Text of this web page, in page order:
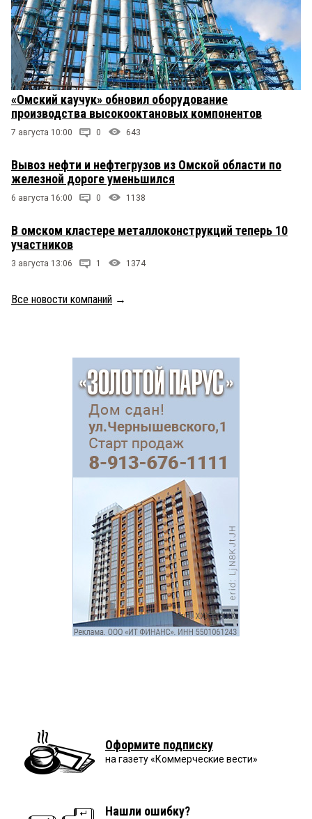
«Омский каучук» обновил оборудование
производства высокооктановых компонентов
7 августа 10:00 0 643
Вывоз нефти и нефтегрузов из Омской области по
железной дороге уменьшился
6 августа 16:00 0 1138
В омском кластере металлоконструкций теперь 10
участников
3 августа 13:06 1 1374
Все новости компаний →
Оформите подписку
на газету «Коммерческие вести»
Нашли ошибку?